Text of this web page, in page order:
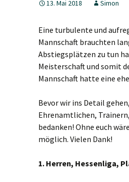
Jungen 19 I
Jungen 15 I
13. Mai 2018 Simon
Eine turbulente und
Mannschaft brauchten
Abstiegsplätzen zu tun
Meisterschaft und somit
Mannschaft hatte eine
Bevor wir ins Detail
Ehrenamtlichen,
bedanken! Ohne euch
möglich. Vielen Dank!
1. Herren, Hessenliga,